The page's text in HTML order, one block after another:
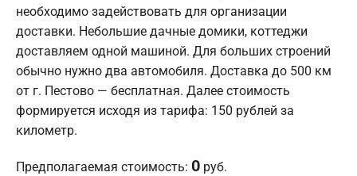
необходимо задействовать для организации
доставки. Небольшие дачные домики, коттеджи
доставляем одной машиной. Для больших строений
обычно нужно два автомобиля. Доставка до 500 км
от г. Пестово — бесплатная. Далее стоимость
формируется исходя из тарифа: 150 рублей за
километр.
Предполагаемая стоимость: 0 руб.